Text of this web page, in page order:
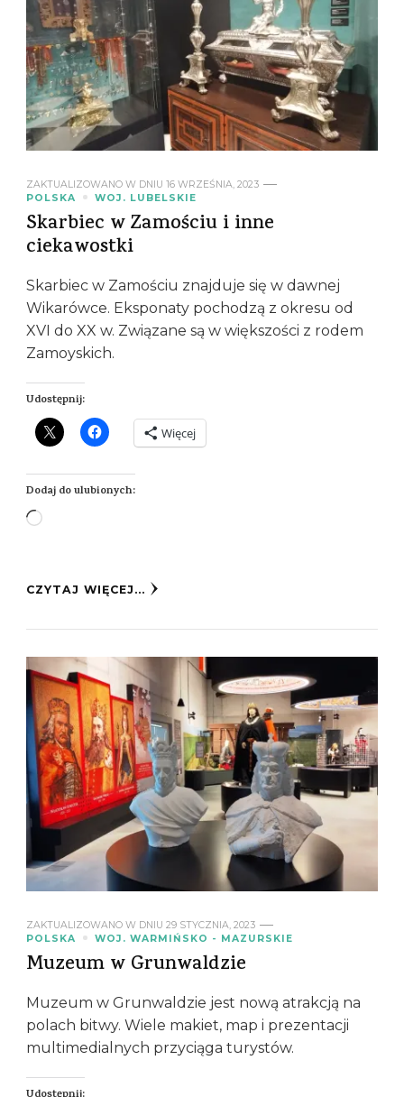
ZAKTUALIZOWANO W DNIU 16 WRZEŚNIA, 2023
POLSKA
WOJ. LUBELSKIE
Skarbiec w Zamościu i inne
ciekawostki
Skarbiec w Zamościu znajduje się w dawnej
Wikarówce. Eksponaty pochodzą z okresu od
XVI do XX w. Związane są w większości z rodem
Zamoyskich.
Udostępnij:
Więcej
Dodaj do ulubionych:
Wczytywanie…
CZYTAJ WIĘCEJ...
ZAKTUALIZOWANO W DNIU 29 STYCZNIA, 2023
POLSKA
WOJ. WARMIŃSKO - MAZURSKIE
Muzeum w Grunwaldzie
Muzeum w Grunwaldzie jest nową atrakcją na
polach bitwy. Wiele makiet, map i prezentacji
multimedialnych przyciąga turystów.